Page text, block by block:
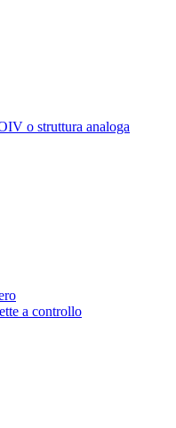
o struttura analoga
a controllo